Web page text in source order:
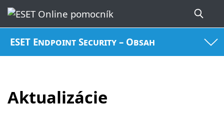
ESET Endpoint Security – Obsah
Aktualizácie